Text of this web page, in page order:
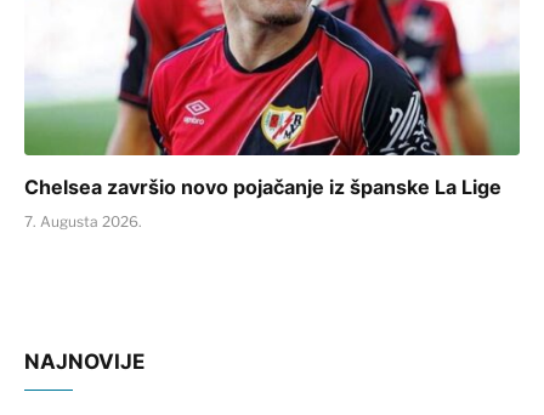
Chelsea završio novo pojačanje iz španske La Lige
7. Augusta 2026.
NAJNOVIJE